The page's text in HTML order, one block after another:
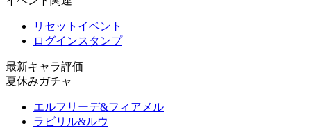
リセットイベント
ログインスタンプ
最新キャラ評価
夏休みガチャ
エルフリーデ&フィアメル
ラビリル&ルウ